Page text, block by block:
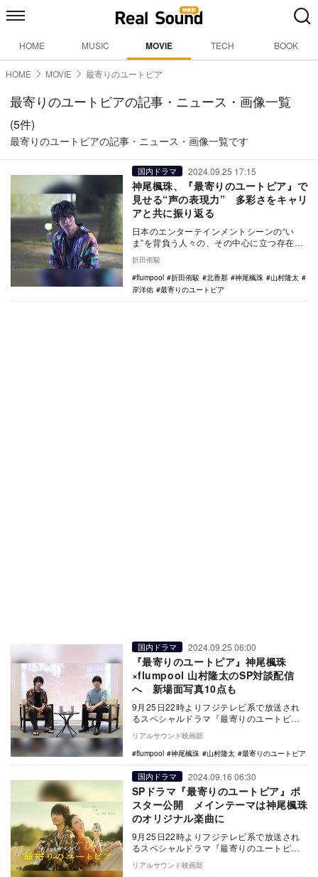
HOME MUSIC MOVIE TECH BOOK
HOME MOVIE 最寄りのユートピア
最寄りのユートピアの記事・ニュース・画像一覧
(5件)
最寄りのユートピアの記事・ニュース・画像一覧です
国内ドラマ 2024.09.25 17:15
神尾楓珠、『最寄りのユートピア』で
見せる“声の表現力” 多彩さをキャリ
アと共に振り返る
日本のエンターテインメントシーンの“い
ま”を背負う人々の、その中心に立つ存在だ
主演を務める…
折田侑駿
flumpool
折田侑駿 北香那 神尾楓珠
山村隆太
岸洋佑
最寄りのユートピア
国内ドラマ 2024.09.25 06:00
『最寄りのユートピア』神尾楓珠
×flumpool 山村隆太のSP対談配信
へ 新場面写真10点も
9月25日22時よりフジテレビ系で放送され
るスペシャルドラマ『最寄りのユートピ
ア』の新場面写真が公開された。 本作
は、夢と現…
リアルサウンド映画部
flumpool
神尾楓珠 山村隆太 最寄りのユートピア
国内ドラマ 2024.09.16 06:30
SPドラマ『最寄りのユートピア』ポ
スター公開 メインテーマは神尾楓珠
のオリジナル楽曲に
9月25日22時よりフジテレビ系で放送され
るスペシャルドラマ『最寄りのユートピ
ア』のポスタービジュアルが公開され、メ
インテーマが…
リアルサウンド映画部